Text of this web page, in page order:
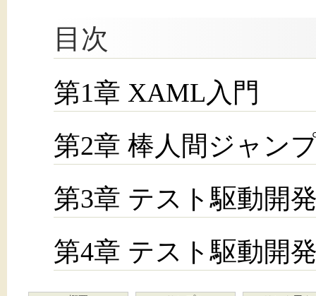
目次
第1章 XAML入門
第2章 棒人間ジャン
第3章 テスト駆動開
第4章 テスト駆動開